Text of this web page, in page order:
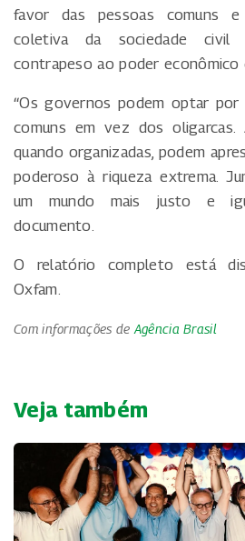
favor das pessoas comuns
coletiva da sociedade civil
contrapeso ao poder econômico
“Os governos podem optar por
comuns em vez dos oligarcas.
quando organizadas, podem
poderoso à riqueza extrema.
um mundo mais justo e
documento.
O relatório completo está
Oxfam.
Com informações de Agência Brasil
Veja também